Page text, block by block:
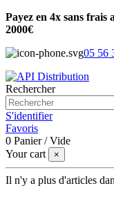
Payez en 4x sans frais
2000€
05 56
Rechercher
S'identifier
Favoris
0 Panier /Vide
Your cart
×
Il n'y a plus d'articles